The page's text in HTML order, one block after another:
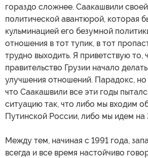
гораздо сложнее. Саакашвили
политической авантюрой, которая
кульминацией его безумной
отношения в тот тупик, в тот
трудно выходить. Я приветствую то,
правительство Грузии начало
улучшения отношений. Парадокс, но
что Саакашвили все эти годы
ситуацию так, что либо мы входим
Путинской России, либо мы идем на
Между тем, начиная с 1991 года,
всегда и все время настойчиво